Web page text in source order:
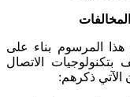
هذا المرسوم بناء على
بتكنولوجيات الاتصال
الآتي ذكرهم: